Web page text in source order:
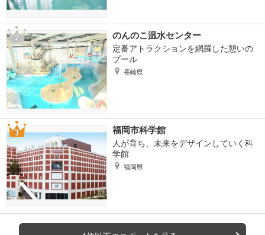
のんのこ温水センター
定番アトラクションを網羅した憩いの
プール
長崎県
福岡市科学館
人が育ち、未来をデザインしていく科
学館
福岡県